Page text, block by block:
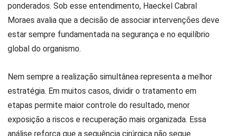
ponderados. Sob esse entendimento, Haeckel Cabral
Moraes avalia que a decisão de associar intervenções deve
estar sempre fundamentada na segurança e no equilíbrio
global do organismo.
Nem sempre a realização simultânea representa a melhor
estratégia. Em muitos casos, dividir o tratamento em
etapas permite maior controle do resultado, menor
exposição a riscos e recuperação mais organizada. Essa
análise reforça que a sequência cirúrgica não segue